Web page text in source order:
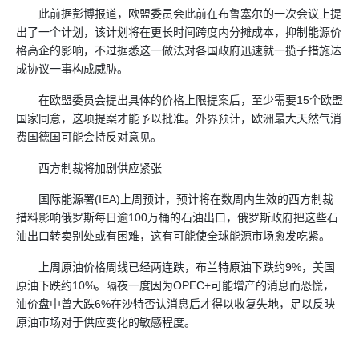
此前据彭博报道，欧盟委员会此前在布鲁塞尔的一次会议上提
出了一个计划，该计划将在更长时间跨度内分摊成本，抑制能源价
格高企的影响，不过据悉这一做法对各国政府迅速就一揽子措施达
成协议一事构成威胁。
在欧盟委员会提出具体的价格上限提案后，至少需要15个欧盟
国家同意，这项提案才能予以批准。外界预计，欧洲最大天然气消
费国德国可能会持反对意见。
西方制裁将加剧供应紧张
国际能源署(IEA)上周预计，预计将在数周内生效的西方制裁
措料影响俄罗斯每日逾100万桶的石油出口，俄罗斯政府把这些石
油出口转卖别处或有困难，这有可能使全球能源市场愈发吃紧。
上周原油价格周线已经两连跌，布兰特原油下跌约9%，美国
原油下跌约10%。隔夜一度因为OPEC+可能增产的消息而恐慌，
油价盘中曾大跌6%在沙特否认消息后才得以收复失地，足以反映
原油市场对于供应变化的敏感程度。